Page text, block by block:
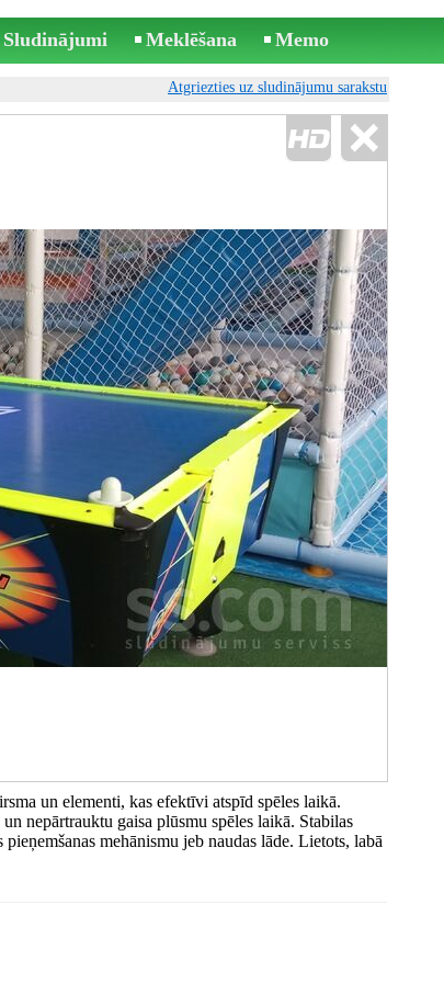
Meklēšana Memo
Atgriezties uz sludinājumu sarakstu
un elementi, kas efektīvi atspīd spēles laikā.
nepārtrauktu gaisa plūsmu spēles laikā. Stabilas
mehānismu jeb naudas lāde. Lietots, labā